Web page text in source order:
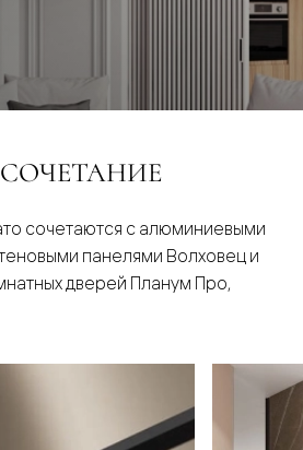
сочетаются с алюминиевыми
панелями Волховец и
дверей Планум Про,